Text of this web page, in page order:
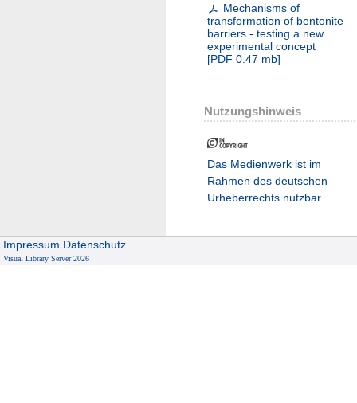
Mechanisms of
transformation of bentonite
barriers - testing a new
experimental concept
[PDF 0.47 mb]
Nutzungshinweis
Das Medienwerk ist im
Rahmen des deutschen
Urheberrechts nutzbar.
Impressum Datenschutz
Visual Library Server 2026